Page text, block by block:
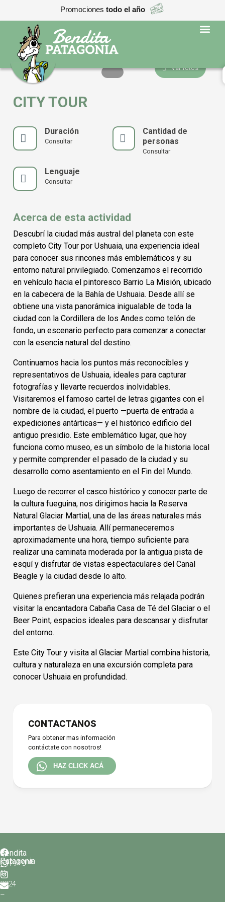
Promociones todo el año
Ver fotos
CITY TOUR
Duración
Consultar
Cantidad de
personas
Consultar
Lenguaje
Consultar
Acerca de esta actividad
Descubrí la ciudad más austral del planeta con este
completo City Tour por Ushuaia, una experiencia ideal
para conocer sus rincones más emblemáticos y su
entorno natural privilegiado. Comenzamos el recorrido
en vehículo hacia el pintoresco Barrio La Misión, ubicado
en la cabecera de la Bahía de Ushuaia. Desde allí se
obtiene una vista panorámica inigualable de toda la
ciudad con la Cordillera de los Andes como telón de
fondo, un escenario perfecto para comenzar a conectar
con la esencia natural del destino.
Continuamos hacia los puntos más reconocibles y
representativos de Ushuaia, ideales para capturar
fotografías y llevarte recuerdos inolvidables.
Visitaremos el famoso cartel de letras gigantes con el
nombre de la ciudad, el puerto —puerta de entrada a
expediciones antárticas— y el histórico edificio del
antiguo presidio. Este emblemático lugar, que hoy
funciona como museo, es un símbolo de la historia local
y permite comprender el pasado de la ciudad y su
desarrollo como asentamiento en el Fin del Mundo.
Luego de recorrer el casco histórico y conocer parte de
la cultura fueguina, nos dirigimos hacia la Reserva
Natural Glaciar Martial, una de las áreas naturales más
importantes de Ushuaia. Allí permaneceremos
aproximadamente una hora, tiempo suficiente para
realizar una caminata moderada por la antigua pista de
esquí y disfrutar de vistas espectaculares del Canal
Beagle y la ciudad desde lo alto.
Quienes prefieran una experiencia más relajada podrán
visitar la encantadora Cabaña Casa de Té del Glaciar o el
Beer Point, espacios ideales para descansar y disfrutar
del entorno.
Este City Tour y visita al Glaciar Martial combina historia,
cultura y naturaleza en una excursión completa para
conocer Ushuaia en profundidad.
CONTACTANOS
Para obtener mas información
contáctate con nosotros!
HAZ CLICK ACÁ
Copyright
©
2024
–
Bendita
Patagonia